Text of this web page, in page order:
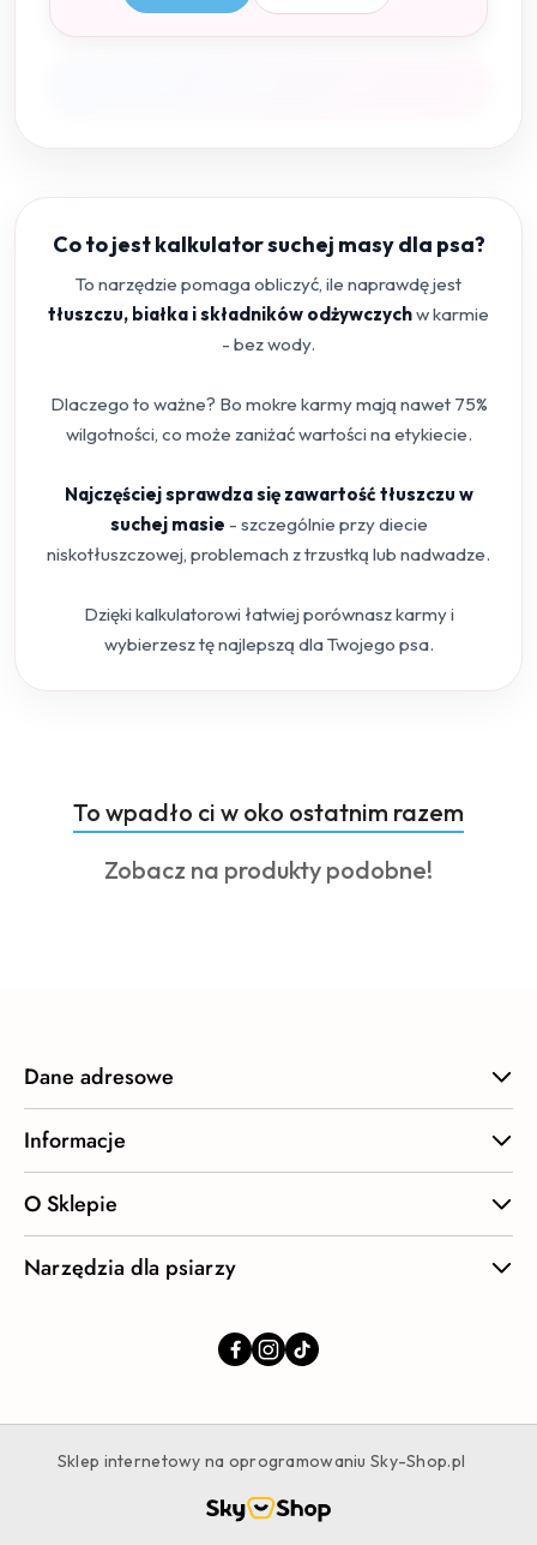
Co to jest kalkulator suchej masy dla psa?
To narzędzie pomaga obliczyć, ile naprawdę jest
tłuszczu, białka i składników odżywczychw karmie
- bez wody.
Dlaczego to ważne? Bo mokre karmy mają nawet 75%
wilgotności, co może zaniżać wartości na etykiecie.
Najczęściej sprawdza się zawartość tłuszczu w
suchej masie - szczególnie przy diecie
niskotłuszczowej, problemach z trzustką lub nadwadze.
Dzięki kalkulatorowi łatwiej porównasz karmy i
wybierzesz tę najlepszą dla Twojego psa.
Pomiń karuzelę produktów
Produkty
o
statusie:
To wpadło ci w oko ostatnim razem
Produkty
Zobacz na produkty podobne!
Dane adresowe
Informacje
O Sklepie
Narzędzia dla psiarzy
Sklep internetowy na oprogramowaniu Sky-Shop.pl